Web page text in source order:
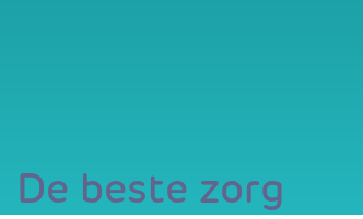
De beste zorg